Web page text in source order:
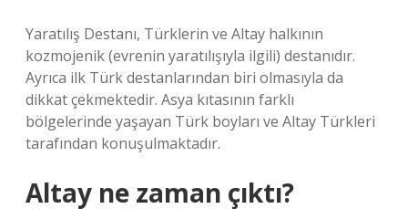
Yaratılış Destanı, Türklerin ve Altay halkının
kozmojenik (evrenin yaratılışıyla ilgili) destanıdır.
Ayrıca ilk Türk destanlarından biri olmasıyla da
dikkat çekmektedir. Asya kıtasının farklı
bölgelerinde yaşayan Türk boyları ve Altay Türkleri
tarafından konuşulmaktadır.
Altay ne zaman çıktı?